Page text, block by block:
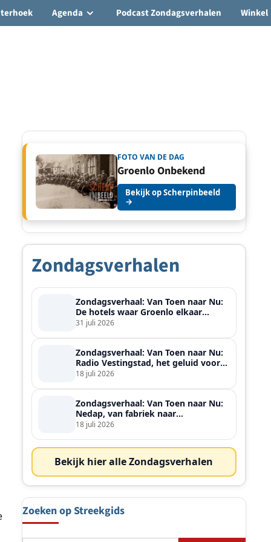
Agenda Podcast Zondagsverhalen Winkel
FOTO VAN DE DAG
Groenlo Onbekend
Bekijk op Scherpinbeeld
→
Zondagsverhalen
Zondagsverhaal: Van Toen naar Nu:
De hotels waar Groenlo elkaar
ontmoette
31 juli 2026
Zondagsverhaal: Van Toen naar Nu:
Radio Vestingstad, het geluid voor
heel de streek
18 juli 2026
Zondagsverhaal: Van Toen naar Nu:
Nedap, van fabriek naar
wereldspeler
18 juli 2026
Bekijk hier alle Zondagsverhalen
Zoeken op Streekgids